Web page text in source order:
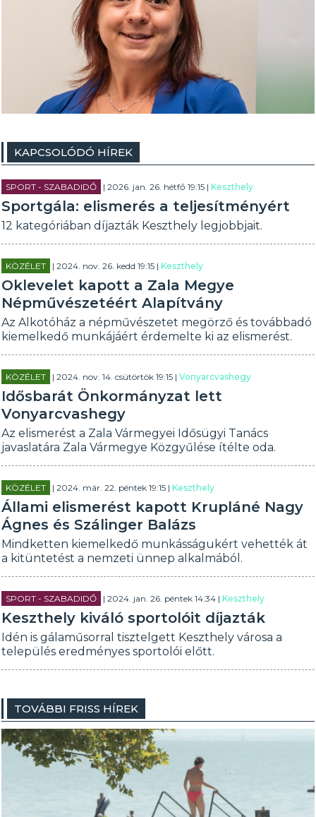
KAPCSOLÓDÓ HÍREK
SPORT - SZABADIDŐ | 2026. jan. 26. hétfő 19:15 |Keszthely
Sportgála: elismerés a teljesítményért
12 kategóriában díjazták Keszthely legjobbjait.
KÖZÉLET | 2024. nov. 26. kedd 19:15 |Keszthely
Oklevelet kapott a Zala Megye
Népművészetéért Alapítvány
Az Alkotóház a népművészetet megörző és továbbadó
kiemelkedő munkájáért érdemelte ki az elismerést.
KÖZÉLET | 2024. nov. 14. csütörtök 19:15 |Vonyarcvashegy
Idősbarát Önkormányzat lett
Vonyarcvashegy
Az elismerést a Zala Vármegyei Idősügyi Tanács
javaslatára Zala Vármegye Közgyűlése ítélte oda.
KÖZÉLET | 2024. már. 22. péntek 19:15 |Keszthely
Állami elismerést kapott Krupláné Nagy
Ágnes és Szálinger Balázs
Mindketten kiemelkedő munkásságukért vehették át
a kitüntetést a nemzeti ünnep alkalmából.
SPORT - SZABADIDŐ | 2024. jan. 26. péntek 14:34 |Keszthely
Keszthely kiváló sportolóit díjazták
Idén is gálaműsorral tisztelgett Keszthely városa a
település eredményes sportolói előtt.
TOVÁBBI FRISS HÍREK